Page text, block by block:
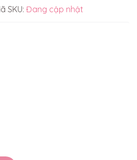
SKU: Đang cập nhật